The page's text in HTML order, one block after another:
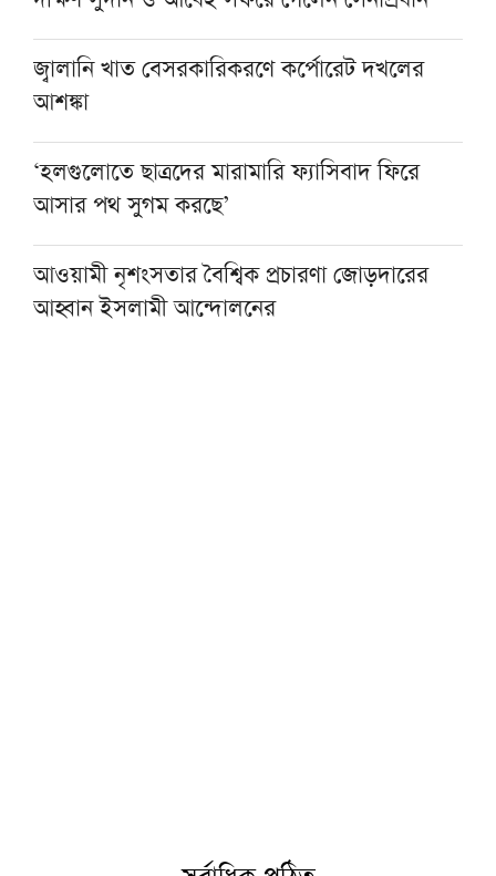
জ্বালানি খাত বেসরকারিকরণে কর্পোরেট দখলের
আশঙ্কা
‘হলগুলোতে ছাত্রদের মারামারি ফ্যাসিবাদ ফিরে
আসার পথ সুগম করছে’
আওয়ামী নৃশংসতার বৈশ্বিক প্রচারণা জোড়দারের
আহ্বান ইসলামী আন্দোলনের
জুলাইয়ে সড়ক দুর্ঘটনায় সিলেট বিভাগে ৩১ জনের